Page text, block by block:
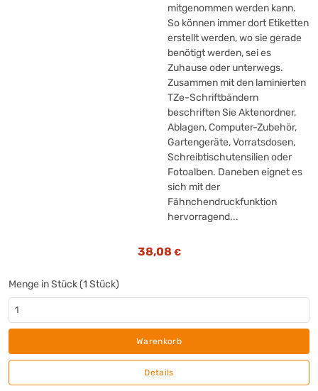
mitgenommen werden kann.
So können immer dort Etiketten
erstellt werden, wo sie gerade
benötigt werden, sei es
Zuhause oder unterwegs.
Zusammen mit den laminierten
TZe-Schriftbändern
beschriften Sie Aktenordner,
Ablagen, Computer-Zubehör,
Gartengeräte, Vorratsdosen,
Schreibtischutensilien oder
Fotoalben. Daneben eignet es
sich mit der
Fähnchendruckfunktion
hervorragend...
38,08 €
Menge in Stück (1 Stück)
Warenkorb
Details